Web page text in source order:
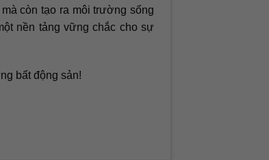
còn tạo ra môi trường sống
nền tảng vững chắc cho sự
bất động sản!